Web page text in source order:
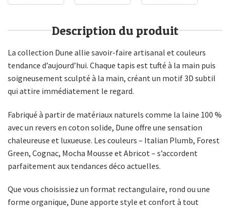
Description du produit
La collection Dune allie savoir-faire artisanal et couleurs
tendance d’aujourd’hui. Chaque tapis est tufté à la main puis
soigneusement sculpté à la main, créant un motif 3D subtil
qui attire immédiatement le regard.
Fabriqué à partir de matériaux naturels comme la laine 100 %
avec un revers en coton solide, Dune offre une sensation
chaleureuse et luxueuse. Les couleurs – Italian Plumb, Forest
Green, Cognac, Mocha Mousse et Abricot – s’accordent
parfaitement aux tendances déco actuelles.
Que vous choisissiez un format rectangulaire, rond ou une
forme organique, Dune apporte style et confort à tout